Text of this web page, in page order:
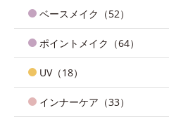
ベースメイク（52）
ポイントメイク（64）
UV（18）
インナーケア（33）